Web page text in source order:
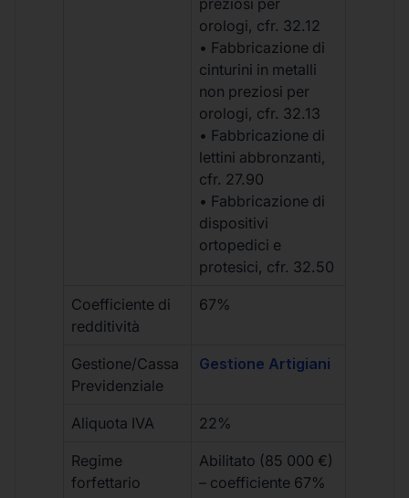
orologi, cfr. 32.12
• Fabbricazione di
cinturini in metalli
non preziosi per
orologi, cfr. 32.13
• Fabbricazione di
lettini abbronzanti,
cfr. 27.90
• Fabbricazione di
dispositivi
ortopedici e
protesici, cfr. 32.50
Coefficiente di
redditività
67%
Gestione/Cassa
Previdenziale
Gestione Artigiani
Aliquota IVA 22%
Regime
forfettario
Abilitato (85 000 €)
– coefficiente 67%